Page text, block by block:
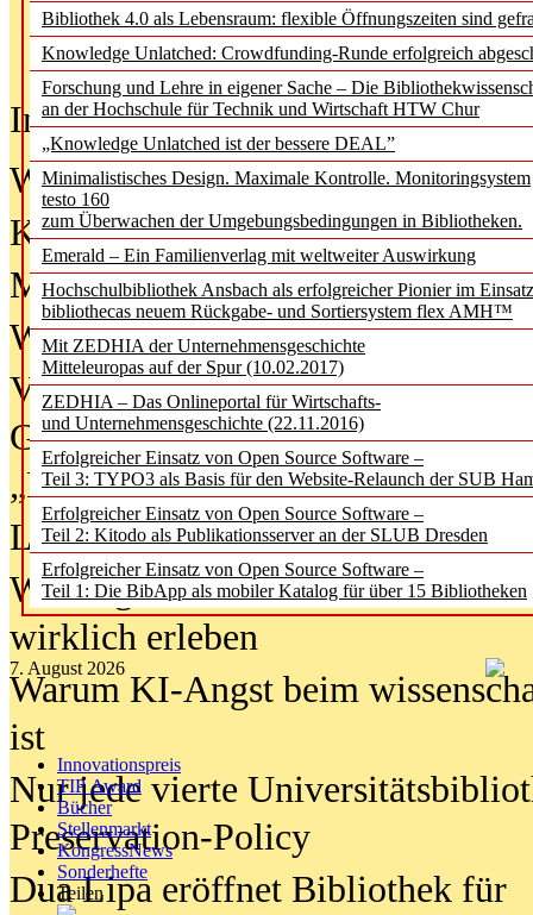
Bibliothek 4.0 als Lebensraum: flexible Öffnungszeiten sind
Knowledge Unlatched: Crowdfunding-Runde erfolgreich
Forschung und Lehre in eigener Sache – Die
an der Hochschule für Technik und Wirtschaft HTW Chur
„Knowledge Unlatched ist der bessere DEAL”
Minimalistisches Design. Maximale Kontrolle. Monitoringsystem
testo 160
zum Überwachen der Umgebungsbedingungen in Bibliotheken.
Emerald – Ein Familienverlag mit weltweiter Auswirkung
Hochschulbibliothek Ansbach als erfolgreicher Pionier im
bibliothecas neuem Rückgabe- und Sortiersystem flex AMH™
Mit ZEDHIA der Unternehmensgeschichte
Mitteleuropas auf der Spur (10.02.2017)
ZEDHIA – Das Onlineportal für Wirtschafts-
und Unternehmensgeschichte (22.11.2016)
Erfolgreicher Einsatz von Open Source Software –
Teil 3: TYPO3 als Basis für den Website-Relaunch der SUB
Erfolgreicher Einsatz von Open Source Software –
Teil 2: Kitodo als Publikationsserver an der SLUB Dresden
Erfolgreicher Einsatz von Open Source Software –
Teil 1: Die BibApp als mobiler Katalog für über 15 Bibliotheken
7. August 2026
Innovationspreis
TIP Award
Bücher
Stellenmarkt
KongressNews
Sonderhefte
Teilen
In der Ausgabe06/2026(August
Was Hochschul­bibliotheken von
Kinder in der digitalen Welt
Metadaten als Infrastruktur
Wenn Bots katalogisieren
Von Abschlusskleidern bis
Geisterjagd-Ausrüstung in der
„Library of Things“ unterwegs
Lesen als Infrastrukturaufgabe
Wie Jugendliche Social Media
wirklich erleben
Warum KI-Angst beim
ist
Nur jede vierte
Preservation-Policy
Dua Lipa eröffnet Bibliothek für